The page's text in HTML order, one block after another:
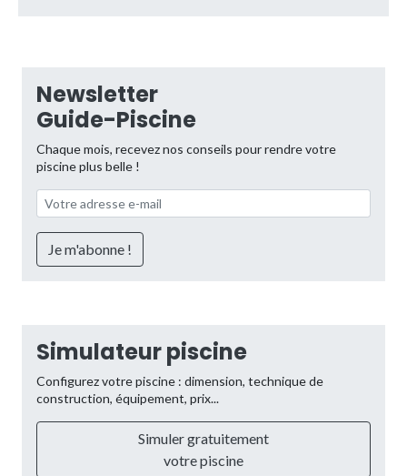
Newsletter
Guide-Piscine
Chaque mois, recevez nos conseils pour rendre votre
piscine plus belle !
Simulateur piscine
Configurez votre piscine : dimension, technique de
construction, équipement, prix...
Simuler gratuitement
votre piscine